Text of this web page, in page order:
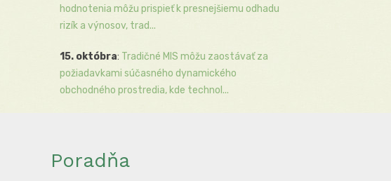
hodnotenia môžu prispieť k presnejšiemu odhadu
rizík a výnosov, trad...
15. októbra: Tradičné MIS môžu zaostávať za
požiadavkami súčasného dynamického
obchodného prostredia, kde technol...
Poradňa